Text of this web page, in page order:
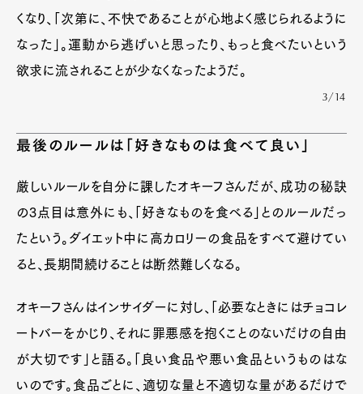
くなり、「次第に、不快であることが心地よく感じられるように
なった」。運動から逃げいと思ったり、もっと食べたいという
欲求に流されることが少なくなったようだ。
3/14
最後のルールは「好きなものは食べて良い」
厳しいルールを自分に課したオキーフさんだが、成功の秘訣
の3点目は意外にも、「好きなものを食べる」とのルールだっ
たという。ダイエット中に高カロリーの食品をすべて避けてい
ると、長期間続けることは断然難しくなる。
オキーフさんはインサイダーに対し、「必要なときにはチョコレ
ートバーをかじり、それに罪悪感を抱くことのないだけの自由
が大切です」と語る。「良い食品や悪い食品というものはな
いのです。食品ごとに、適切な量と不適切な量があるだけで